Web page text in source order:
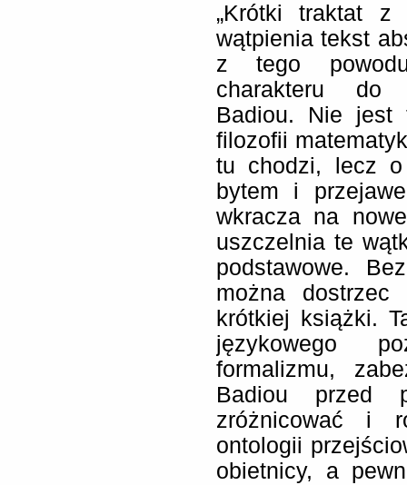
„Krótki traktat z
wątpienia tekst
z tego powodu
charakteru do
Badiou. Nie jest
filozofii
tu chodzi, lecz o
bytem i
wkracza na
uszczelnia te
podstawowe.
można dostrzec
krótkiej książki.
językowego
formalizmu,
Badiou przed
zróżnicować i
ontologii
obietnicy, a